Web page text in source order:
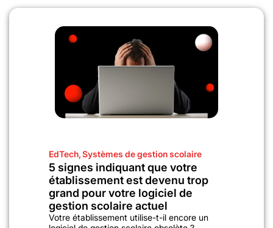
EdTech,Systèmes de gestion scolaire
5 signes indiquant que votre
établissement est devenu trop
grand pour votre logiciel de
gestion scolaire actuel
Votre établissement utilise-t-il encore un